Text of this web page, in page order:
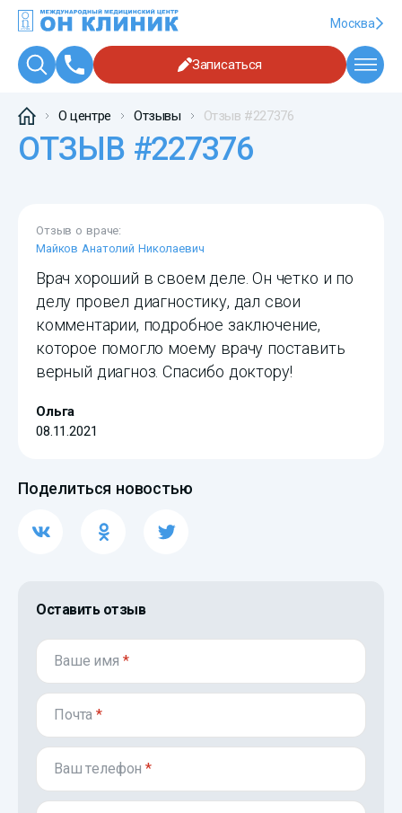
Москва
Записаться
О центре Отзывы Отзыв #227376
ОТЗЫВ #227376
Отзыв о враче:
Майков Анатолий Николаевич
Врач хороший в своем деле. Он четко и по
делу провел диагностику, дал свои
комментарии, подробное заключение,
которое помогло моему врачу поставить
верный диагноз. Спасибо доктору!
Ольга
08.11.2021
Поделиться новостью
Оставить отзыв
Ваше имя *
Почта*
Ваш телефон*